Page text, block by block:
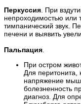
Перкуссия . При
непроходимостью или
тимпанический звук.
печени и выявить
Пальпация
При остром
Для перитонита,
напряжение
болезненность
диагноз. Для